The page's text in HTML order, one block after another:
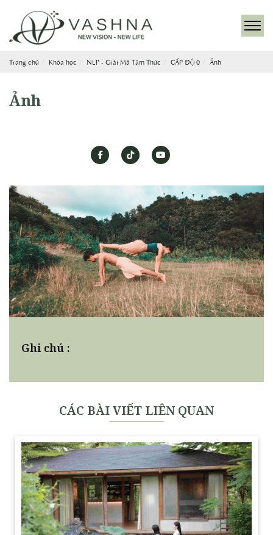
Trang chủ Khóa học NLP - Giải Mã Tâm Thức CẤP ĐỘ 0 Ảnh
Ảnh
Ghi chú :
CÁC BÀI VIẾT LIÊN QUAN